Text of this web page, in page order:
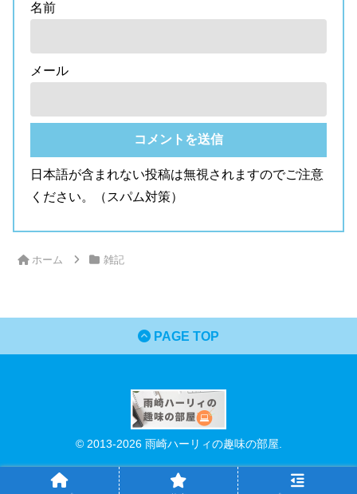
名前
メール
日本語が含まれない投稿は無視されますのでご注意
ください。（スパム対策）
ホーム 雑記
PAGE TOP
© 2013-2026 雨崎ハーリィの趣味の部屋.